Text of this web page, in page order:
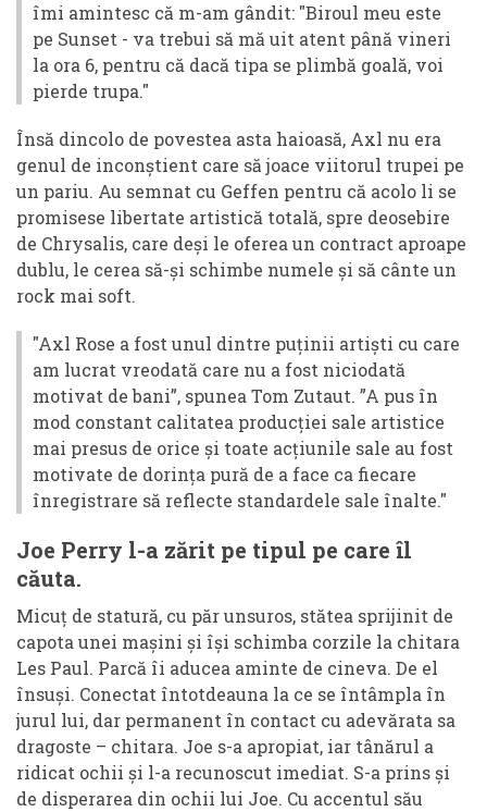
îmi amintesc că m-am gândit: "Biroul meu este
pe Sunset - va trebui să mă uit atent până vineri
la ora 6, pentru că dacă tipa se plimbă goală, voi
pierde trupa."
Însă dincolo de povestea asta haioasă, Axl nu era
genul de inconștient care să joace viitorul trupei pe
un pariu. Au semnat cu Geffen pentru că acolo li se
promisese libertate artistică totală, spre deosebire
de Chrysalis, care deși le oferea un contract aproape
dublu, le cerea să-și schimbe numele și să cânte un
rock mai soft.
"Axl Rose a fost unul dintre puținii artiști cu care
am lucrat vreodată care nu a fost niciodată
motivat de bani”, spunea Tom Zutaut. ”A pus în
mod constant calitatea producției sale artistice
mai presus de orice și toate acțiunile sale au fost
motivate de dorința pură de a face ca fiecare
înregistrare să reflecte standardele sale înalte."
Joe Perry l-a zărit pe tipul pe care îl
căuta.
Micuț de statură, cu păr unsuros, stătea sprijinit de
capota unei mașini și își schimba corzile la chitara
Les Paul. Parcă îi aducea aminte de cineva. De el
însuși. Conectat întotdeauna la ce se întâmpla în
jurul lui, dar permanent în contact cu adevărata sa
dragoste – chitara. Joe s-a apropiat, iar tânărul a
ridicat ochii și l-a recunoscut imediat. S-a prins și
de disperarea din ochii lui Joe. Cu accentul său